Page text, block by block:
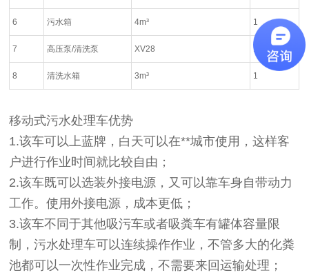
6 污水箱 4m³ 1
7 高压泵/清洗泵 XV28 1
8 清洗水箱 3m³ 1
移动式污水处理车优势
1.该车可以上蓝牌，白天可以在**城市使用，这样客
户进行作业时间就比较自由；
2.该车既可以选装外接电源，又可以靠车身自带动力
工作。使用外接电源，成本更低；
3.该车不同于其他吸污车或者吸粪车有罐体容量限
制，污水处理车可以连续操作作业，不管多大的化粪
池都可以一次性作业完成，不需要来回运输处理；